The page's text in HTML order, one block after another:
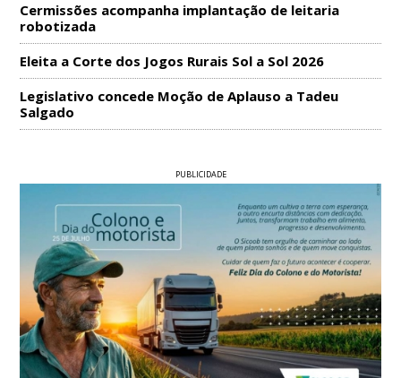
Cermissões acompanha implantação de leitaria
robotizada
Eleita a Corte dos Jogos Rurais Sol a Sol 2026
Legislativo concede Moção de Aplauso a Tadeu
Salgado
PUBLICIDADE